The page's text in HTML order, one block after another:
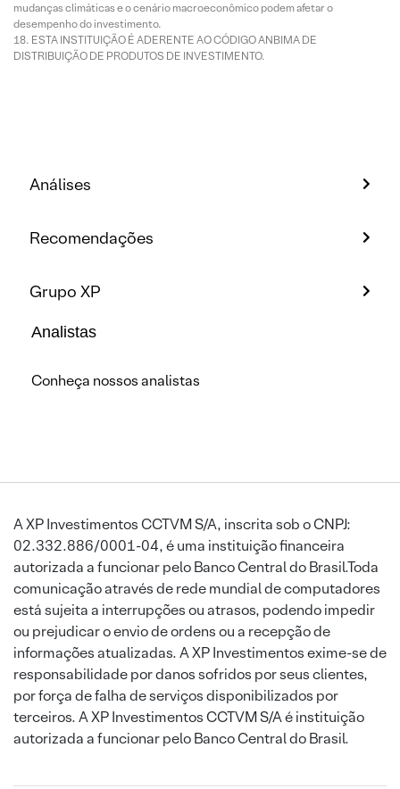
mudanças climáticas e o cenário macroeconômico podem afetar o
desempenho do investimento.
ESTA INSTITUIÇÃO É ADERENTE AO CÓDIGO ANBIMA DE
DISTRIBUIÇÃO DE PRODUTOS DE INVESTIMENTO.
Análises
Recomendações
Grupo XP
Analistas
Conheça nossos analistas
A XP Investimentos CCTVM S/A, inscrita sob o CNPJ:
02.332.886/0001-04, é uma instituição financeira
autorizada a funcionar pelo Banco Central do Brasil.Toda
comunicação através de rede mundial de computadores
está sujeita a interrupções ou atrasos, podendo impedir
ou prejudicar o envio de ordens ou a recepção de
informações atualizadas. A XP Investimentos exime-se de
responsabilidade por danos sofridos por seus clientes,
por força de falha de serviços disponibilizados por
terceiros. A XP Investimentos CCTVM S/A é instituição
autorizada a funcionar pelo Banco Central do Brasil.